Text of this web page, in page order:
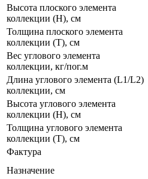
Высота плоского элемента
коллекции (H), см
Толщина плоского элемента
коллекции (T), см
Вес углового элемента
коллекции, кг/пог.м
Длина углового элемента (L1/L2)
коллекции, см
Высота углового элемента
коллекции (H), см
Толщина углового элемента
коллекции (T), см
Фактура
Назначение